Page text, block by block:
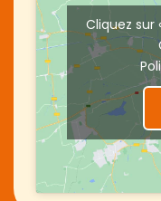
Cliquez sur